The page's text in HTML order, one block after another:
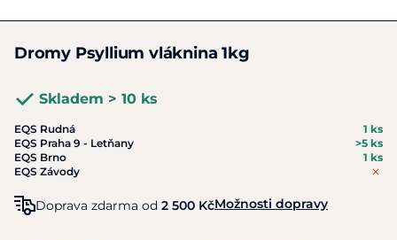
Dromy Psyllium vláknina 1kg
Skladem > 10 ks
EQS Rudná
1 ks
EQS Praha 9 - Letňany
>5 ks
EQS Brno
1 ks
EQS Závody
Doprava zdarma od 2 500 KčMožnosti dopravy